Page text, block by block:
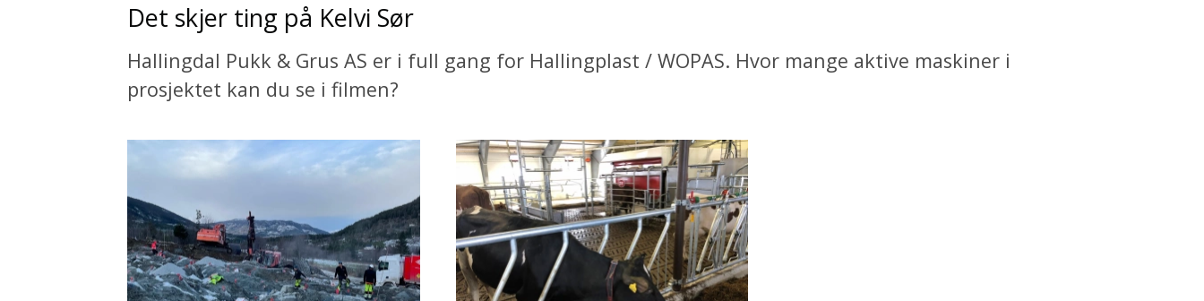
Det skjer ting på Kelvi Sør
Hallingdal Pukk & Grus AS er i full gang for Hallingplast / WOPAS. Hvor mange aktive maskiner i
prosjektet kan du se i filmen?